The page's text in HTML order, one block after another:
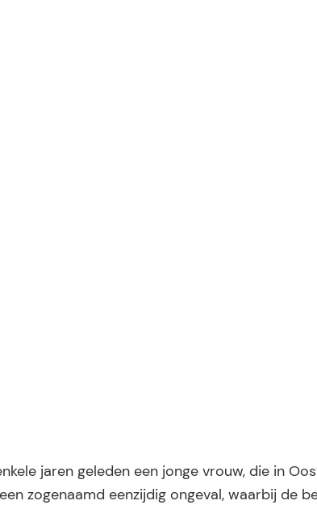
jaren geleden een jonge vrouw, die in
zogenaamd eenzijdig ongeval, waarbij de